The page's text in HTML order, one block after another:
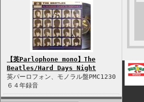
【英Parlophone mono】The
Beatles/Hard Days Night
英パーロフォン、モノラル盤PMC1230
６４年録音